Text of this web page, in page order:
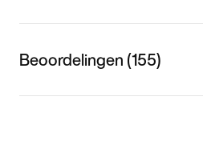
Beoordelingen (155)